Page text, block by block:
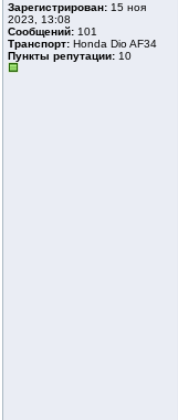
Зарегистрирован: 15 ноя
2023, 13:08
Сообщений: 101
Транспорт: Honda Dio AF34
Пункты репутации: 10